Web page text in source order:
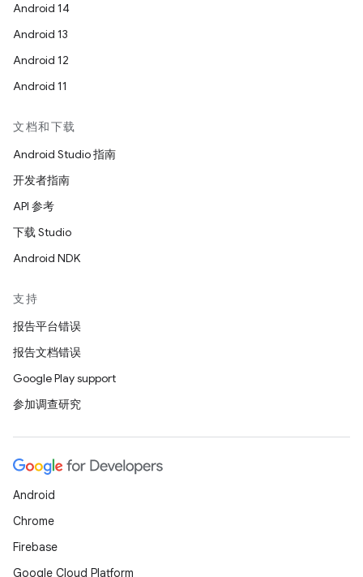
Android 14
Android 13
Android 12
Android 11
文档和下载
Android Studio 指南
开发者指南
API 参考
下载 Studio
Android NDK
支持
报告平台错误
报告文档错误
Google Play support
参加调查研究
Android
Chrome
Firebase
Google Cloud Platform